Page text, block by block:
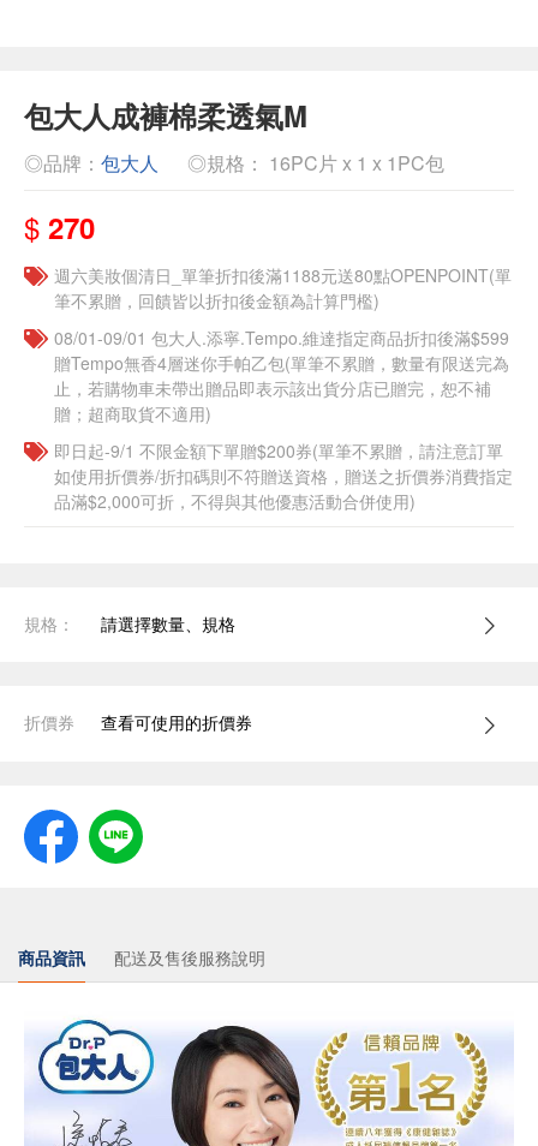
包大人成褲棉柔透氣M
◎品牌： 包大人 ◎規格： 16PC片 x 1 x 1PC包
$ 270
週六美妝個清日_單筆折扣後滿1188元送80點OPENPOINT(單
筆不累贈，回饋皆以折扣後金額為計算門檻)
08/01-09/01 包大人.添寧.Tempo.維達指定商品折扣後滿$599
贈Tempo無香4層迷你手帕乙包(單筆不累贈，數量有限送完為
止，若購物車未帶出贈品即表示該出貨分店已贈完，恕不補
贈；超商取貨不適用)
即日起-9/1 不限金額下單贈$200券(單筆不累贈，請注意訂單
如使用折價券/折扣碼則不符贈送資格，贈送之折價券消費指定
品滿$2,000可折，不得與其他優惠活動合併使用)
規格： 請選擇數量、規格
折價券 查看可使用的折價券
商品資訊 配送及售後服務說明